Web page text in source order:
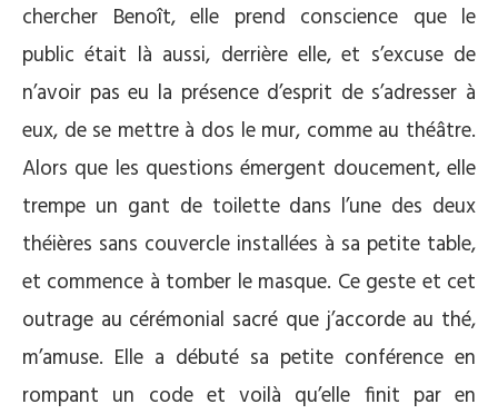
chercher Benoît, elle prend conscience que le
public était là aussi, derrière elle, et s’excuse de
n’avoir pas eu la présence d’esprit de s’adresser à
eux, de se mettre à dos le mur, comme au théâtre.
Alors que les questions émergent doucement, elle
trempe un gant de toilette dans l’une des deux
théières sans couvercle installées à sa petite table,
et commence à tomber le masque. Ce geste et cet
outrage au cérémonial sacré que j’accorde au thé,
m’amuse. Elle a débuté sa petite conférence en
rompant un code et voilà qu’elle finit par en